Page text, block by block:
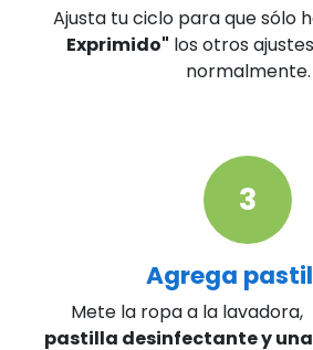
Ajusta tu ciclo para que sólo
Exprimido" los otros
normalmente.
3
Agrega
Mete la ropa a la lavadora,
pastilla desinfectante y